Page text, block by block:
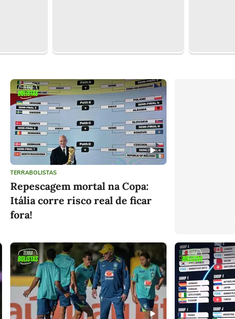
TERRABOLISTAS
Repescagem mortal na Copa:
Itália corre risco real de ficar
fora!